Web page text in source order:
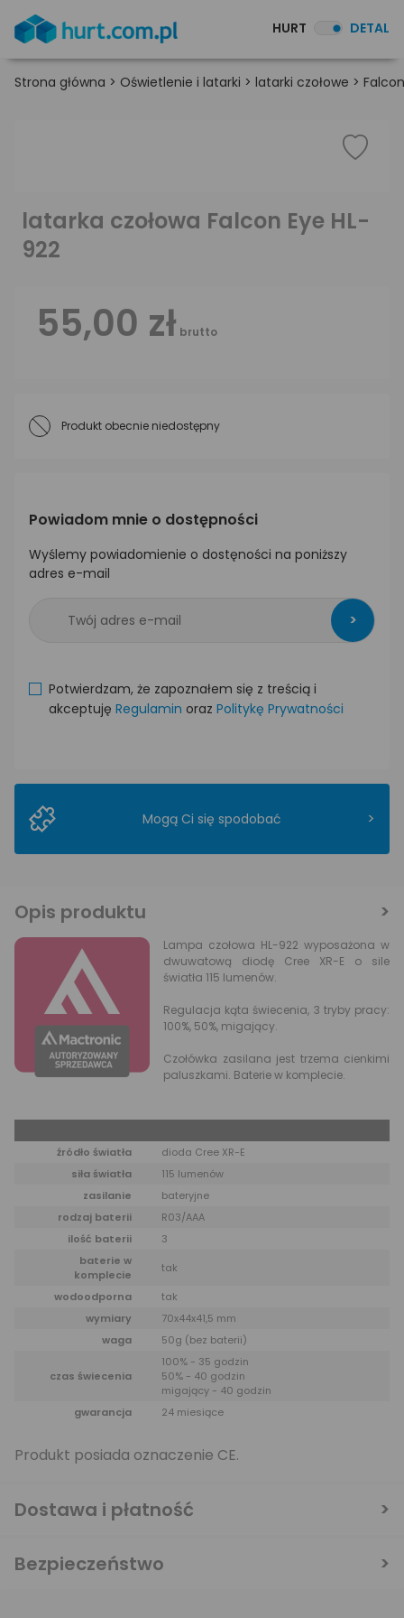
HURT DETAL
Strona główna > Oświetlenie i latarki > latarki czołowe >
latarka czołowa Falcon Eye HL-
922
55,00 zł brutto
Produkt obecnie niedostępny
Powiadom mnie o dostępności
Wyślemy powiadomienie o dostęności na poniższy
adres e-mail
>
Potwierdzam, że zapoznałem się z treścią i
akceptuję Regulamin oraz Politykę Prywatności
Mogą Ci się spodobać >
Opis produktu
Lampa czołowa HL-922 wyposażona w
dwuwatową diodę Cree XR-E o sile
światła 115 lumenów.
Regulacja kąta świecenia, 3 tryby pracy:
100%, 50%, migający.
Czołówka zasilana jest trzema cienkimi
paluszkami. Baterie w komplecie.
źródło światła
dioda Cree XR-E
siła światła
115 lumenów
zasilanie
bateryjne
rodzaj baterii
R03/AAA
ilość baterii
3
baterie w
komplecie
tak
wodoodporna
tak
wymiary
70x44x41,5 mm
waga
50g (bez baterii)
czas świecenia
100% - 35 godzin
50% - 40 godzin
migający - 40 godzin
gwarancja
24 miesiące
Produkt posiada oznaczenie CE.
Dostawa i płatność
Bezpieczeństwo